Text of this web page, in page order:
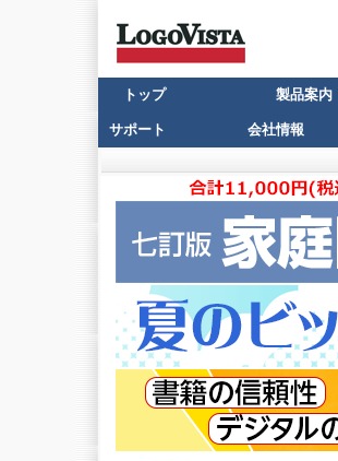
トップ 製品案内
サポート 会社情報